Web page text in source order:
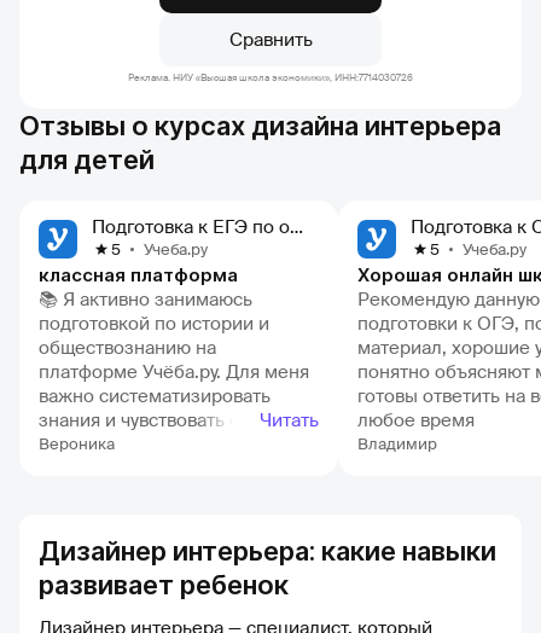
Сравнить
Реклама. НИУ «Высшая школа экономики», ИНН:7714030726
Отзывы о курсах дизайна интерьера
для детей
Подготовка к ЕГЭ по обществознанию
5 Учеба.ру
Вероника
классная платформа
📚 Я активно занимаюсь
подготовкой по истории и
обществознанию на
платформе Учёба.ру. Для меня
важно систематизировать
знания и чувствовать себя
уверенно на экзаменах, и эта
истории и обществознанию.
Все материалы представлены
ясно и интересно, разбиты на
Читать
5 Учеба.ру
Владимир
Рекомендую
подготовки к ОГЭ,
материал, хорошие
понятно объясняют
готовы ответить на
любое время
Дизайнер интерьера: какие навыки
развивает ребенок
Дизайнер интерьера — специалист, который